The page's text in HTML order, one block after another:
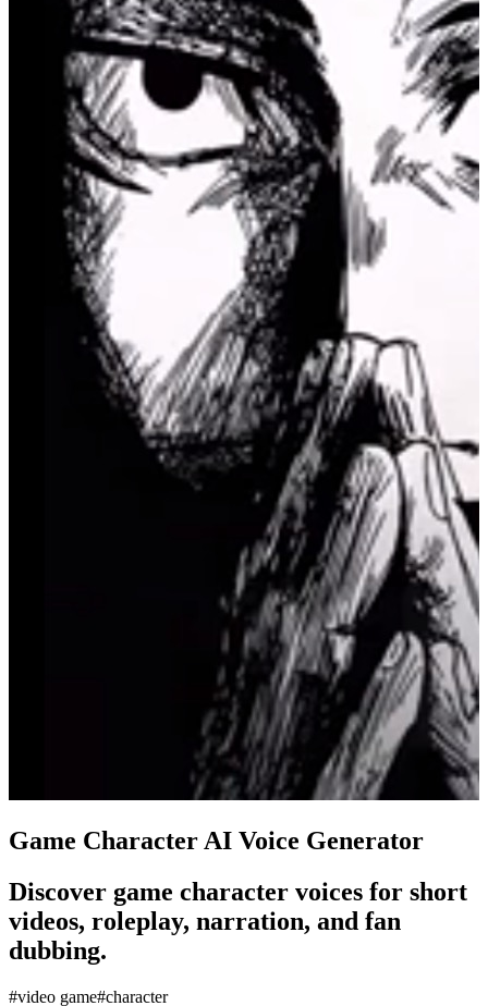
Game Character AI Voice Generator
Discover game character voices for short
videos, roleplay, narration, and fan
dubbing.
#video game#character